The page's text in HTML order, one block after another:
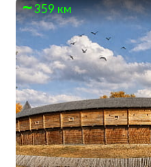
359 км